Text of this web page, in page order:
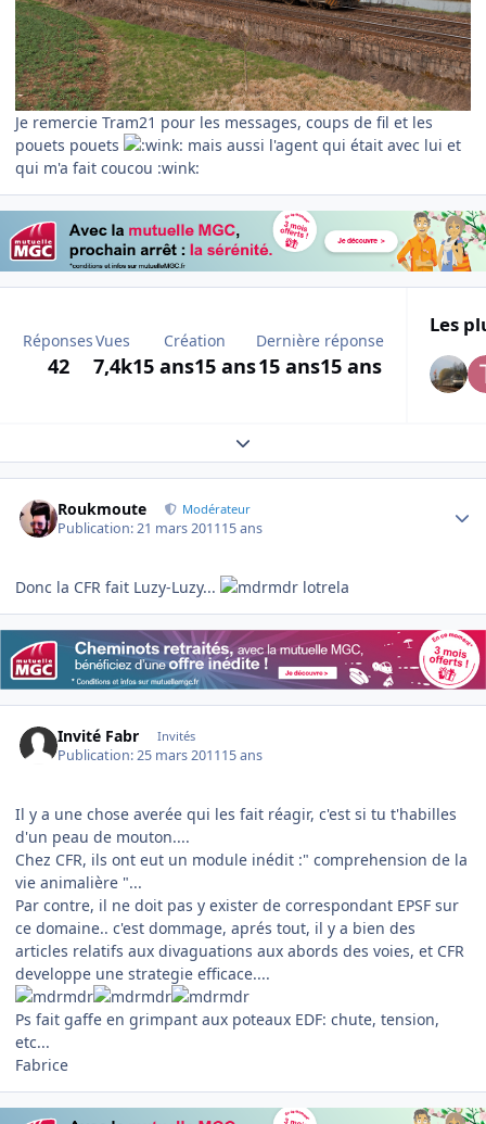
Je remercie Tram21 pour les messages, coups de fil et les
pouets pouets
mais aussi l'agent qui était avec lui et
qui m'a fait coucou :wink:
Réponses
42
Vues
7,4k
Création
15 ans15 ans
Dernière réponse
15 ans15 ans
Les
Expand topic overview
Roukmoute Modérateur
Publication:21 mars 201115 ans
Donc la CFR fait Luzy-Luzy... lotrela
Invité Fabr Invités
Publication:25 mars 201115 ans
Il y a une chose averée qui les fait réagir, c'est si tu t'habilles
d'un peau de mouton....
Chez CFR, ils ont eut un module inédit :" comprehension de la
vie animalière "...
Par contre, il ne doit pas y exister de correspondant EPSF sur
ce domaine.. c'est dommage, aprés tout, il y a bien des
articles relatifs aux divaguations aux abords des voies, et CFR
developpe une strategie efficace....
Ps fait gaffe en grimpant aux poteaux EDF: chute, tension,
etc...
Fabrice